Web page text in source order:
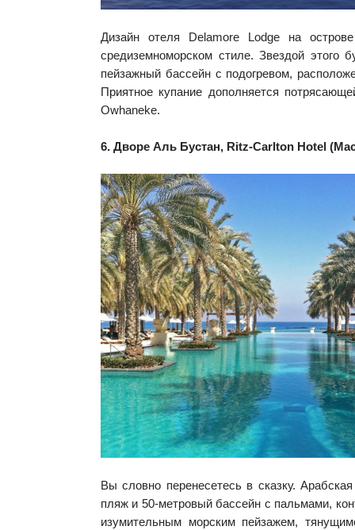
Дизайн отеля Delamore Lodge на
средиземноморском стиле. Звездой этого
пейзажный бассейн с подогревом,
Приятное купание дополняется
Owhaneke.
6. Дворе Аль Бустан, Ritz-Carlton Hotel
Вы словно перенесетесь в сказку.
пляж и 50-метровый бассейн с пальмами,
изумительным морским пейзажем,